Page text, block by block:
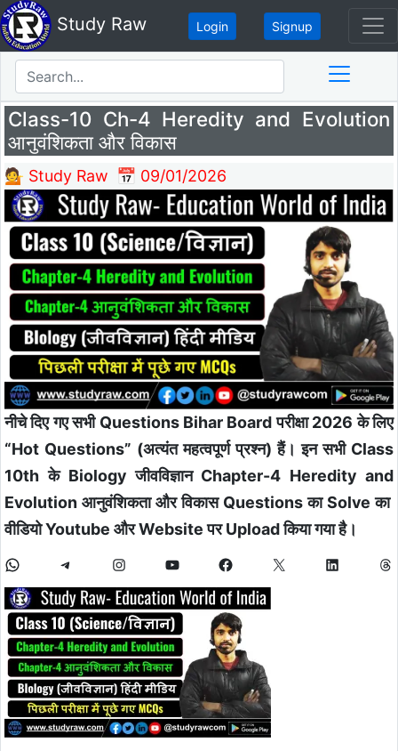
Study Raw Login Signup
Class-10 Ch-4 Heredity and Evolution
आनुवंशिकता और विकास
💁 Study Raw 📅 09/01/2026
नीचे दिए गए सभी Questions Bihar Board परीक्षा 2026 के लिए
“Hot Questions” (अत्यंत महत्वपूर्ण प्रश्न) हैं। इन सभी Class
10th के Biology जीवविज्ञान Chapter-4 Heredity and
Evolution आनुवंशिकता और विकास Questions का Solve का
वीडियो Youtube और Website पर Upload किया गया है।